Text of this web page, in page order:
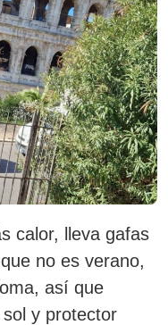
calor, lleva gafas
no es verano,
así que
y protector